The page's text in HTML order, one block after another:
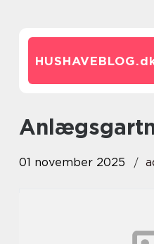
HUSHAVEBLOG.
01 november 2025